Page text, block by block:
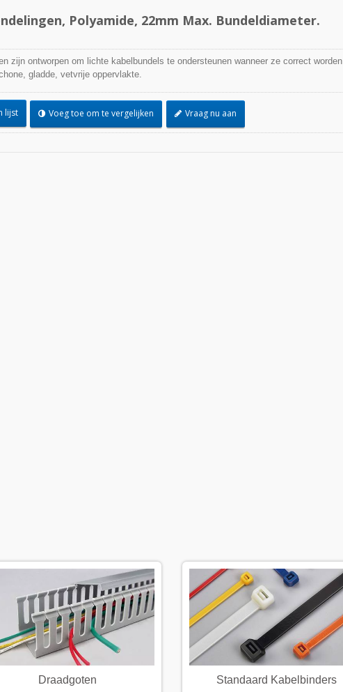
Polyamide, 22mm Max. Bundeldiameter.
zijn ontworpen om lichte kabelbundels te ondersteunen wanneer ze correct worden
gladde, vetvrije oppervlakte.
lijst Voeg toe om te vergelijken Vraag nu aan
Draadgoten Standaard Kabelbinders